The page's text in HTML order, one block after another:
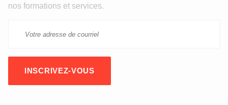
nos formations et services.